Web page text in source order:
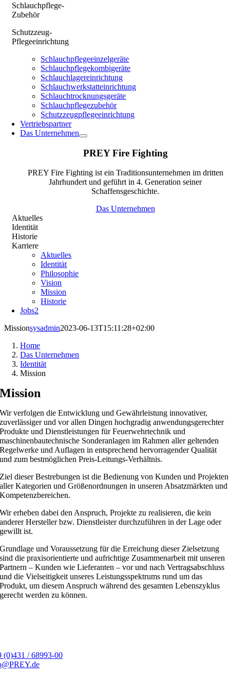
Schlauchpflege-
Zubehör
Schutzzeug-
Pflegeeinrichtung
Schlauchpflegeeinzelgeräte
Schlauchpflegekombigeräte
Schlauchlagereinrichtung
Schlauchwerkstatteinrichtung
Schlauchtrocknungsgeräte
Schlauchpflegezubehör
Schutzzeugpflegeeinrichtung
Vertriebspartner
Das Unternehmen
PREY Fire Fighting
PREY Fire Fighting ist ein Traditionsunternehmen im dritten
Jahrhundert und geführt in 4. Generation seiner
Schaffensgeschichte.
Das Unternehmen
Aktuelles
Identität
Historie
Karriere
Aktuelles
Identität
Philosophie
Vision
Mission
Historie
Jobs2
Missionsysadmin2023-06-13T15:11:28+02:00
Home
Das Unternehmen
Identität
Mission
Mission
Wir verfolgen die Entwicklung und Gewährleistung innovativer,
zuverlässiger und vor allen Dingen hochgradig anwendungsgerechter
Produkte und Dienstleistungen für Feuerwehrtechnik und
maschinenbautechnische Sonderanlagen im Rahmen aller geltenden
Regelwerke und Auflagen in entsprechend hervorragender Qualität
und zum bestmöglichen Preis-Leitungs-Verhältnis.
Ziel dieser Bestrebungen ist die Bedienung von Kunden und Projekten
aller Kategorien und Größenordnungen in unseren Absatzmärkten und
Kompetenzbereichen.
Wir erheben dabei den Anspruch, Projekte zu realisieren, die kein
anderer Hersteller bzw. Dienstleister durchzuführen in der Lage oder
gewillt ist.
Grundlage und Voraussetzung für die Erreichung dieser Zielsetzung
sind die praxisorientierte und aufrichtige Zusammenarbeit mit unseren
Partnern – Kunden wie Lieferanten – vor und nach Vertragsabschluss
und die Vielseitigkeit unseres Leistungsspektrums rund um das
Produkt, um diesem Anspruch während des gesamten Lebenszyklus
gerecht werden zu können.
(0)431 / 68993-00